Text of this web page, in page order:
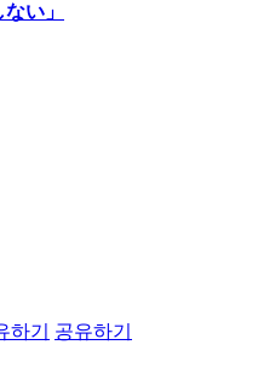
い」
하기
공유하기